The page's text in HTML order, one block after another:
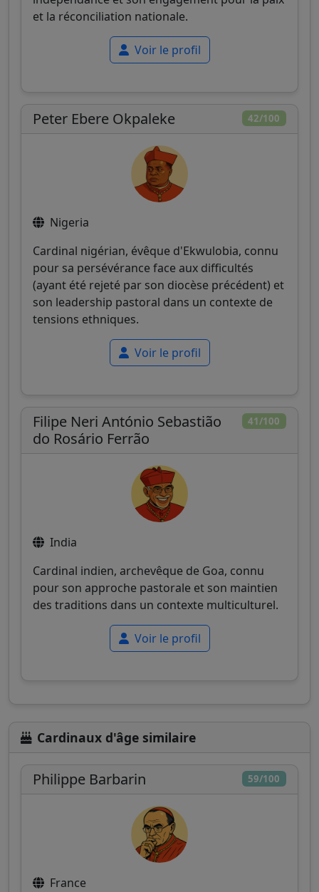
et la réconciliation nationale.
Voir le profil
42/100
Peter Ebere Okpaleke
Nigeria
Cardinal nigérian, évêque d'Ekwulobia, connu
pour sa persévérance face aux difficultés
(ayant été rejeté par son diocèse précédent) et
son leadership pastoral dans un contexte de
tensions ethniques.
Voir le profil
41/100
Filipe Neri António Sebastião
do Rosário Ferrão
India
Cardinal indien, archevêque de Goa, connu
pour son approche pastorale et son maintien
des traditions dans un contexte multiculturel.
Voir le profil
Cardinaux d'âge similaire
59/100
Philippe Barbarin
France